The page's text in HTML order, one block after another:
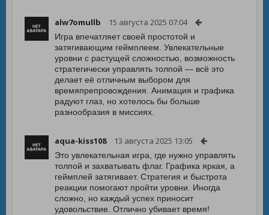
alw7omullb 15 августа 2025 07:04
Игра впечатляет своей простотой и
затягивающим геймплеем. Увлекательные
уровни с растущей сложностью, возможность
стратегически управлять толпой — всё это
делает её отличным выбором для
времяпрепровождения. Анимация и графика
радуют глаз, но хотелось бы больше
разнообразия в миссиях.
aqua-kiss108 13 августа 2025 13:05
Это увлекательная игра, где нужно управлять
толпой и захватывать флаг. Графика яркая, а
геймплей затягивает. Стратегия и быстрота
реакции помогают пройти уровни. Иногда
сложно, но каждый успех приносит
удовольствие. Отлично убивает время!